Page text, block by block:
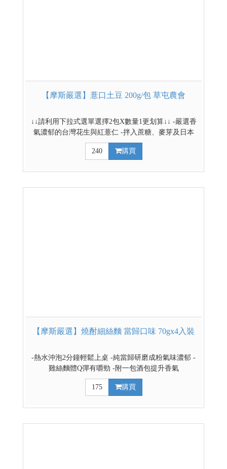
【摩斯嚴選】薏口土豆 200g/包 草屯農會
↓↓請利用下拉式選單選擇2包X數量1更划算↓↓ -嚴選香
氣濃郁的台灣花生與紅薏仁 -拌入蔗糖、麥芽及日本
岡山的海藻糖 -以些許玫瑰鹽提升食材風味 -甜鹹交織
風味絕佳
240 購買
【摩斯嚴選】燒酎細絲麵 當歸口味 70gx4入裝
-熱水沖泡2分鐘輕鬆上桌 -純當歸研磨成粉氣味濃郁 -
雞絲麵體Q彈有嚼勁 -附一包酒包提升香氣
175 購買